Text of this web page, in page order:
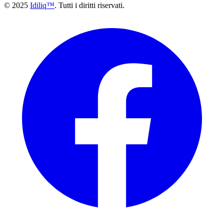
© 2025 Idiliq™. Tutti i diritti riservati.